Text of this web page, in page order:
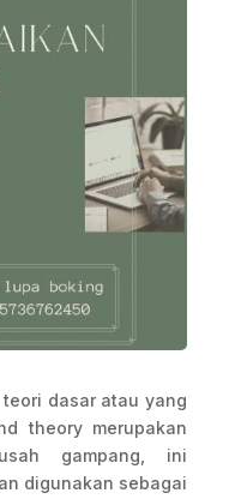
dasar atau yang
theory merupakan
gampang, ini
digunakan sebagai